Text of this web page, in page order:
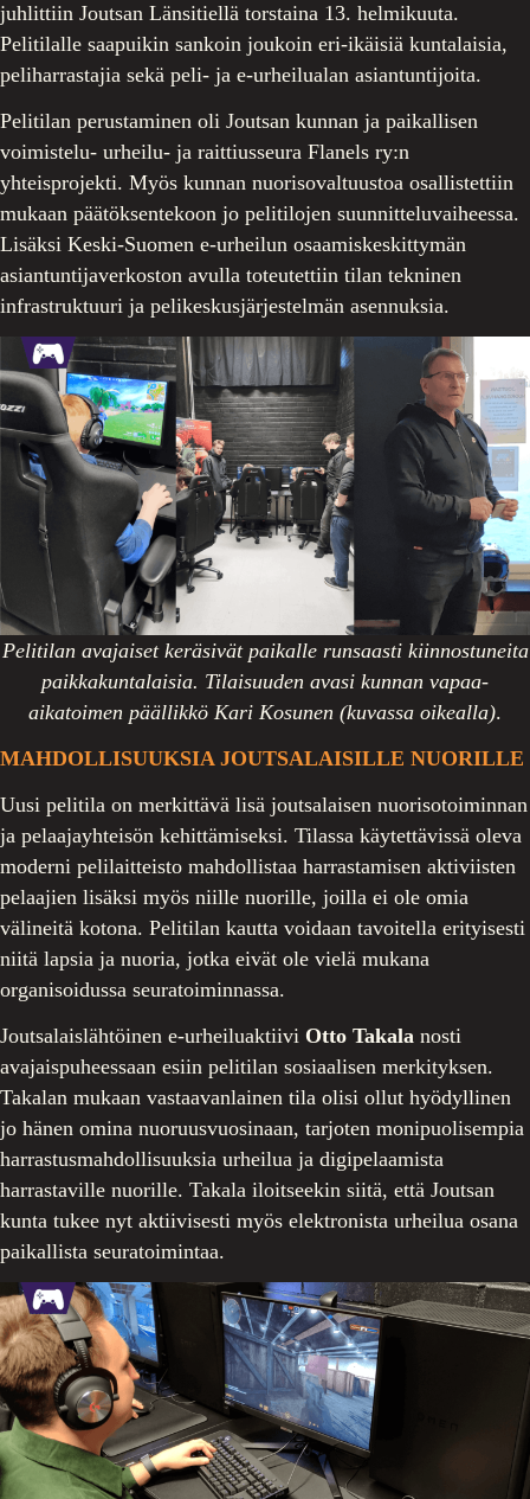
juhlittiin Joutsan Länsitiellä torstaina 13. helmikuuta.
Pelitilalle saapuikin sankoin joukoin eri-ikäisiä kuntalaisia,
peliharrastajia sekä peli- ja e-urheilualan asiantuntijoita.
Pelitilan perustaminen oli Joutsan kunnan ja paikallisen
voimistelu- urheilu- ja raittiusseura Flanels ry:n
yhteisprojekti. Myös kunnan nuorisovaltuustoa osallistettiin
mukaan päätöksentekoon jo pelitilojen suunnitteluvaiheessa.
Lisäksi Keski-Suomen e-urheilun osaamiskeskittymän
asiantuntijaverkoston avulla toteutettiin tilan tekninen
infrastruktuuri ja pelikeskusjärjestelmän asennuksia.
Pelitilan avajaiset keräsivät paikalle runsaasti kiinnostuneita
paikkakuntalaisia. Tilaisuuden avasi kunnan vapaa-
aikatoimen päällikkö Kari Kosunen (kuvassa oikealla).
MAHDOLLISUUKSIA JOUTSALAISILLE NUORILLE
Uusi pelitila on merkittävä lisä joutsalaisen nuorisotoiminnan
ja pelaajayhteisön kehittämiseksi. Tilassa käytettävissä oleva
moderni pelilaitteisto mahdollistaa harrastamisen aktiviisten
pelaajien lisäksi myös niille nuorille, joilla ei ole omia
välineitä kotona. Pelitilan kautta voidaan tavoitella erityisesti
niitä lapsia ja nuoria, jotka eivät ole vielä mukana
organisoidussa seuratoiminnassa.
Joutsalaislähtöinen e-urheiluaktiivi Otto Takala nosti
avajaispuheessaan esiin pelitilan sosiaalisen merkityksen.
Takalan mukaan vastaavanlainen tila olisi ollut hyödyllinen
jo hänen omina nuoruusvuosinaan, tarjoten monipuolisempia
harrastusmahdollisuuksia urheilua ja digipelaamista
harrastaville nuorille. Takala iloitseekin siitä, että Joutsan
kunta tukee nyt aktiivisesti myös elektronista urheilua osana
paikallista seuratoimintaa.